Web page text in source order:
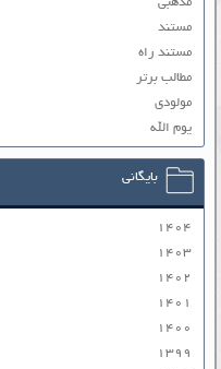
مستند
مستند راه
مطالب برتر
مولودی
یوم الله
بایگانی
۱۴۰۴
۱۴۰۳
۱۴۰۲
۱۴۰۱
۱۴۰۰
۱۳۹۹